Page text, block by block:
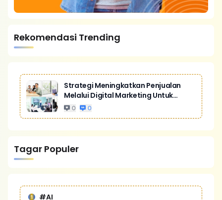
Rekomendasi Trending
Strategi Meningkatkan Penjualan
Melalui Digital Marketing Untuk
Bisnis Yang Lebih Kompetitif
0 0
Tagar Populer
#AI